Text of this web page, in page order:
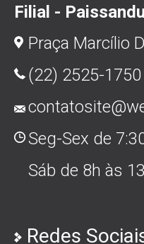
Filial - Paissandu
Praça Marcílio
(22) 2525-1750
Seg-Sex de
Sáb de 8h às
Redes